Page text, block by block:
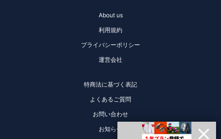
About us
利用規約
プライバシーポリシー
運営会社
特商法に基づく表記
よくあるご質問
お問い合わせ
お知らせ